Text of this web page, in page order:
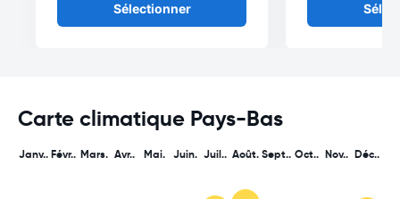
Sélectionner
Carte climatique Pays-Bas
Janv.. Févr.. Mars. Avr.. Mai. Juin. Juil.. Août. Sept.. Oct.. Nov.. Déc..